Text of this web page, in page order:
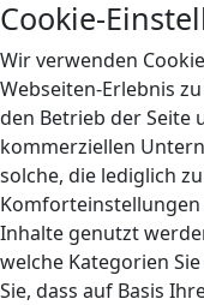
Cookie-
Wir verwenden
Webseiten-Erlebnis
den Betrieb der Seite
kommerziellen
solche, die lediglich
Inhalte genutzt
welche Kategorien
Sie, dass auf Basis